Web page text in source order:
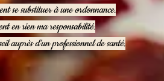
se substituer à une ordonnance.
en rien ma responsabilité.
auprès d’un professionnel de santé.